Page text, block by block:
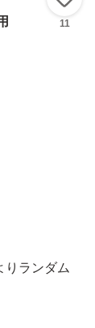
11
ランダム